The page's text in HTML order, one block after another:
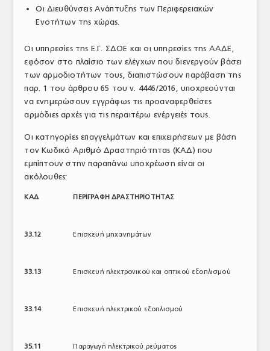
Οι Διευθύνσεις Ανάπτυξης των Περιφερειακών
Ενοτήτων της χώρας.
Οι υπηρεσίες της Ε.Γ. ΣΔΟΕ και οι υπηρεσίες της ΑΑΔΕ,
εφόσον στο πλαίσιο των ελέγχων που διενεργούν βάσει
των αρμοδιοτήτων τους, διαπιστώσουν παράβαση της
παρ. 1 του άρθρου 65 του ν. 4446/2016, υποχρεούνται
να ενημερώσουν εγγράφως τις προαναφερθείσες
αρμόδιες αρχές για τις περαιτέρω ενέργειές τους.
Οι κατηγορίες επαγγελμάτων και επιχειρήσεων με βάση
τον Κωδικό Αριθμό Δραστηριότητας (ΚΑΔ) που
εμπίπτουν στην παραπάνω υποχρέωση είναι οι
ακόλουθες:
ΚΑΔ ΠΕΡΙΓΡΑΦΗ ΔΡΑΣΤΗΡΙΟΤΗΤΑΣ
33.12 Επισκευή μηχανημάτων
33.13 Επισκευή ηλεκτρονικού και οπτικού εξοπλισμού
33.14 Επισκευή ηλεκτρικού εξοπλισμού
35.11 Παραγωγή ηλεκτρικού ρεύματος